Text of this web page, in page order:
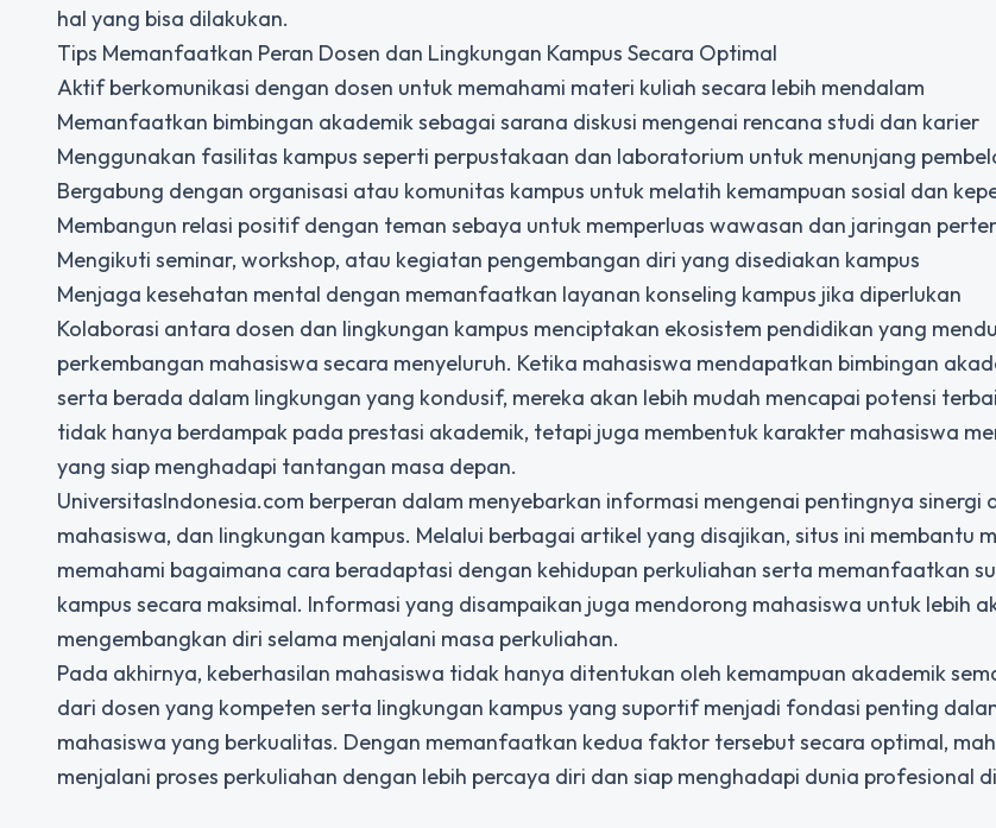
hal yang bisa dilakukan.
Tips Memanfaatkan Peran Dosen dan Lingkungan Kampus Secara Optimal
Aktif berkomunikasi dengan dosen untuk memahami materi kuliah secara lebih mendalam
Memanfaatkan bimbingan akademik sebagai sarana diskusi mengenai rencana studi dan karier
Menggunakan fasilitas kampus seperti perpustakaan dan laboratorium untuk menunjang
Bergabung dengan organisasi atau komunitas kampus untuk melatih kemampuan sosial dan
Membangun relasi positif dengan teman sebaya untuk memperluas wawasan dan jaringan
Mengikuti seminar, workshop, atau kegiatan pengembangan diri yang disediakan kampus
Menjaga kesehatan mental dengan memanfaatkan layanan konseling kampus jika diperlukan
Kolaborasi antara dosen dan lingkungan kampus menciptakan ekosistem pendidikan yang
perkembangan mahasiswa secara menyeluruh. Ketika mahasiswa mendapatkan bimbingan
serta berada dalam lingkungan yang kondusif, mereka akan lebih mudah mencapai potensi
tidak hanya berdampak pada prestasi akademik, tetapi juga membentuk karakter mahasiswa
yang siap menghadapi tantangan masa depan.
UniversitasIndonesia.com berperan dalam menyebarkan informasi mengenai pentingnya sinergi
mahasiswa, dan lingkungan kampus. Melalui berbagai artikel yang disajikan, situs ini membantu
memahami bagaimana cara beradaptasi dengan kehidupan perkuliahan serta memanfaatkan
kampus secara maksimal. Informasi yang disampaikan juga mendorong mahasiswa untuk lebih
mengembangkan diri selama menjalani masa perkuliahan.
Pada akhirnya, keberhasilan mahasiswa tidak hanya ditentukan oleh kemampuan akademik
dari dosen yang kompeten serta lingkungan kampus yang suportif menjadi fondasi penting
mahasiswa yang berkualitas. Dengan memanfaatkan kedua faktor tersebut secara optimal,
menjalani proses perkuliahan dengan lebih percaya diri dan siap menghadapi dunia profesional